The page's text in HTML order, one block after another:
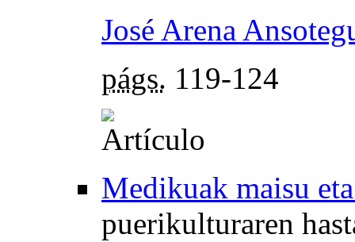
José Arena
págs. 119-124
Medikuak maisu
puerikulturaren